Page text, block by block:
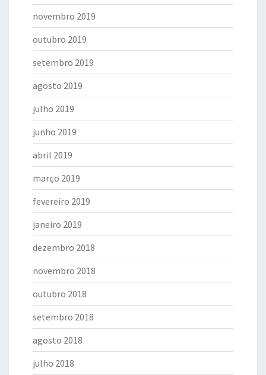
novembro 2019
outubro 2019
setembro 2019
agosto 2019
julho 2019
junho 2019
abril 2019
março 2019
fevereiro 2019
janeiro 2019
dezembro 2018
novembro 2018
outubro 2018
setembro 2018
agosto 2018
julho 2018